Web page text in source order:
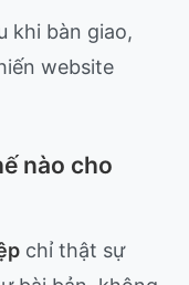
khi bàn giao,
website
nào cho
chỉ thật sự